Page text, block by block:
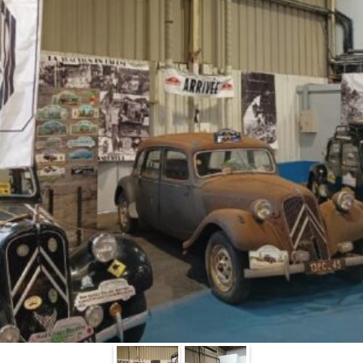
Notre local
La Boutique
Les pièces
L’assurance
Liens
La Revue
Les salons
La traction
La Traction des
membres
Bibliographie
Présentation 7
Présentation 11
Présentation 15 six
Evolution 7 et 11 -